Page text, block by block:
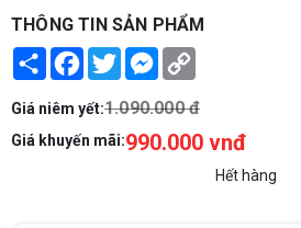
THÔNG TIN SẢN PHẨM
Share Facebook
TwitterMessenger
Giá niêm yết:1.090.000 đ
Giá khuyến mãi:990.000 vnđ
Hết hàng